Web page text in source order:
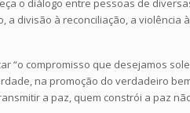
o diálogo entre pessoas de
divisão à reconciliação, a violência
“o compromisso que desejamos
na promoção do verdadeiro
a paz, quem constrói a paz